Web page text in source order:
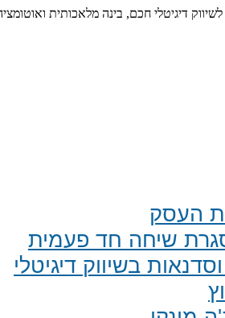
דיגיטלי חכם, בינה מלאכותית
העסק
שיחה חד פעמית​
בשיווק דיגיטלי